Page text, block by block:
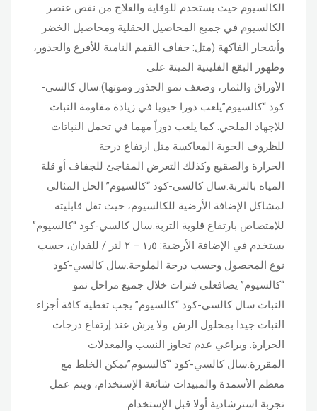
الكالسيوم حيث يستخدم للوقاية والعلاج من نقص عنصر
الكالسيوم في جميع المحاصيل الحقلية ومحاصيل الخضر
وأشجار الفاكهة (مثل: جفاف القمم النامية للأفرع والجذور،
وظهور البقع الفلينية الميتة على
الأوراق والثمار، وضعف نمو الجذور وموتها).سال كالسي-
كود “كالسيوم”يلعب دورا حيويا في زيادة مقاومة النبات
للإجهاد الملحي. كما يلعب دوراً مهما في تحمل النباتات
للظروف الجوية المعاكسة مثل ارتفاع درجة
الحرارة والصقيع وكذلك التعرض المفاجئ للجفاف أو قلة
المياه بالتربة.سال كالسي-كود “كالسيوم” الحل المثالي
لمشاكل الإضافة الأرضية للكالسيوم، حيث تقل قابليته
للإمتصاص بارتفاع قلوية التربة.سال كالسي-كود “كالسيوم”
يستخدم في الإضافة الأرضية: ١٫٥ – ٢ لتر / للفدان، حسب
نوع المحصول وحسب درجة الملوحة.سال كالسي-كود
“كالسيوم” يضافعلي فترات خلال جميع مراحل نمو
النبات.سال كالسي-كود “كالسيوم” يجب تغطية كافة أجزاء
النبات جيدا بمحلول الرش. ولا يرش عند إرتفاع درجات
الحرارة. ويراعي عدم تجاوز النسب والمعدلات
المقررة.سال كالسي-كود “كالسيوم”يمكن الخلط مع
معظم الأسمدة والمبيدات شائعة الإستخدام، ويتم عمل
تجربة استرشادية أولا قبل الإستخدام.